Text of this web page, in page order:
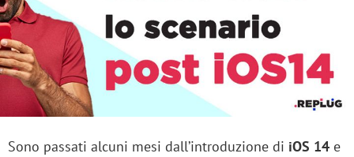
Sono passati alcuni mesi dall’introduzione di iOS 14 e